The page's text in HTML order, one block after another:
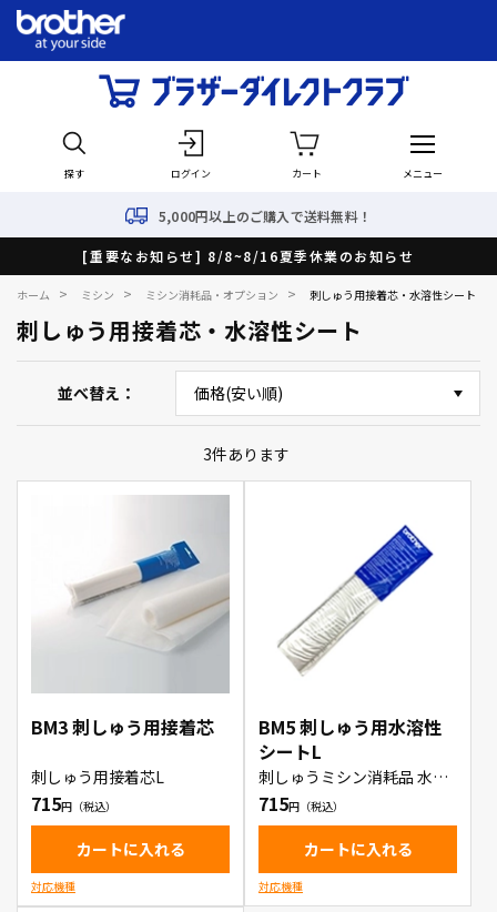
探す ログイン カート メニュー
5,000円以上のご購入で送料無料！
[重要なお知らせ] 8/8~8/16夏季休業のお知らせ
ホーム > ミシン > ミシン消耗品・オプション > 刺しゅう用接着芯・水溶性シート
刺しゅう用接着芯・水溶性シート
並べ替え
3件あります
BM3 刺しゅう用接着芯
刺しゅう用接着芯L
715
カートに入れる
対応機種
BM5 刺しゅう用水溶性
シートL
刺しゅうミシン消耗品 水溶
性シートL BM5
715
カートに入れる
対応機種